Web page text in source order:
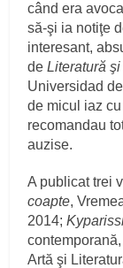
când era
să-şi ia notiţe
interesant,
deLiteratură
Universidad
de micul iaz
recomandau
auzise.
A publicat trei
coapte,
2014;
Artă şi